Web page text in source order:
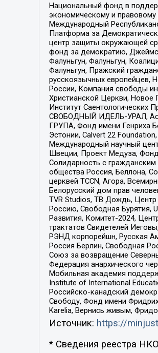
Национальный фонд в
экономическому и правовому
Международный
Платформа за
центр защиты окружающей
фонд за демократию,
Фалуньгун, Фалуньгун,
Фалуньгун, Пражский
русскоязычных европейцев,
России, Компания свободы
Христианской Церкви,
Институт Саентологических
СВОБОДНЫЙ ИДЕЛЬ-УРАЛ,
ГРУПА, Фонд имени Генриха
Эстонии, Calvert 22
Международный научный
Швеции, Проект Медуза,
Солидарность с гражданским
общества Россия, Беллона,
церквей TCCN, Агора,
Белорусский дом прав
TVR Studios, ТВ Дождь,
Россию, Свободная Бурятия,
Развития, Комитет-2024,
трактатов Свидетелей
РЭНД корпорейшн, Русская
Россия Берлин, Свободная
Союз за возвращение
Федерация анархического
Мобильная академия
Institute of International
Российско-канадский
Свободу, Фонд имени
Karelia, Вернись живым,
Источник: https://
* Сведения реестра